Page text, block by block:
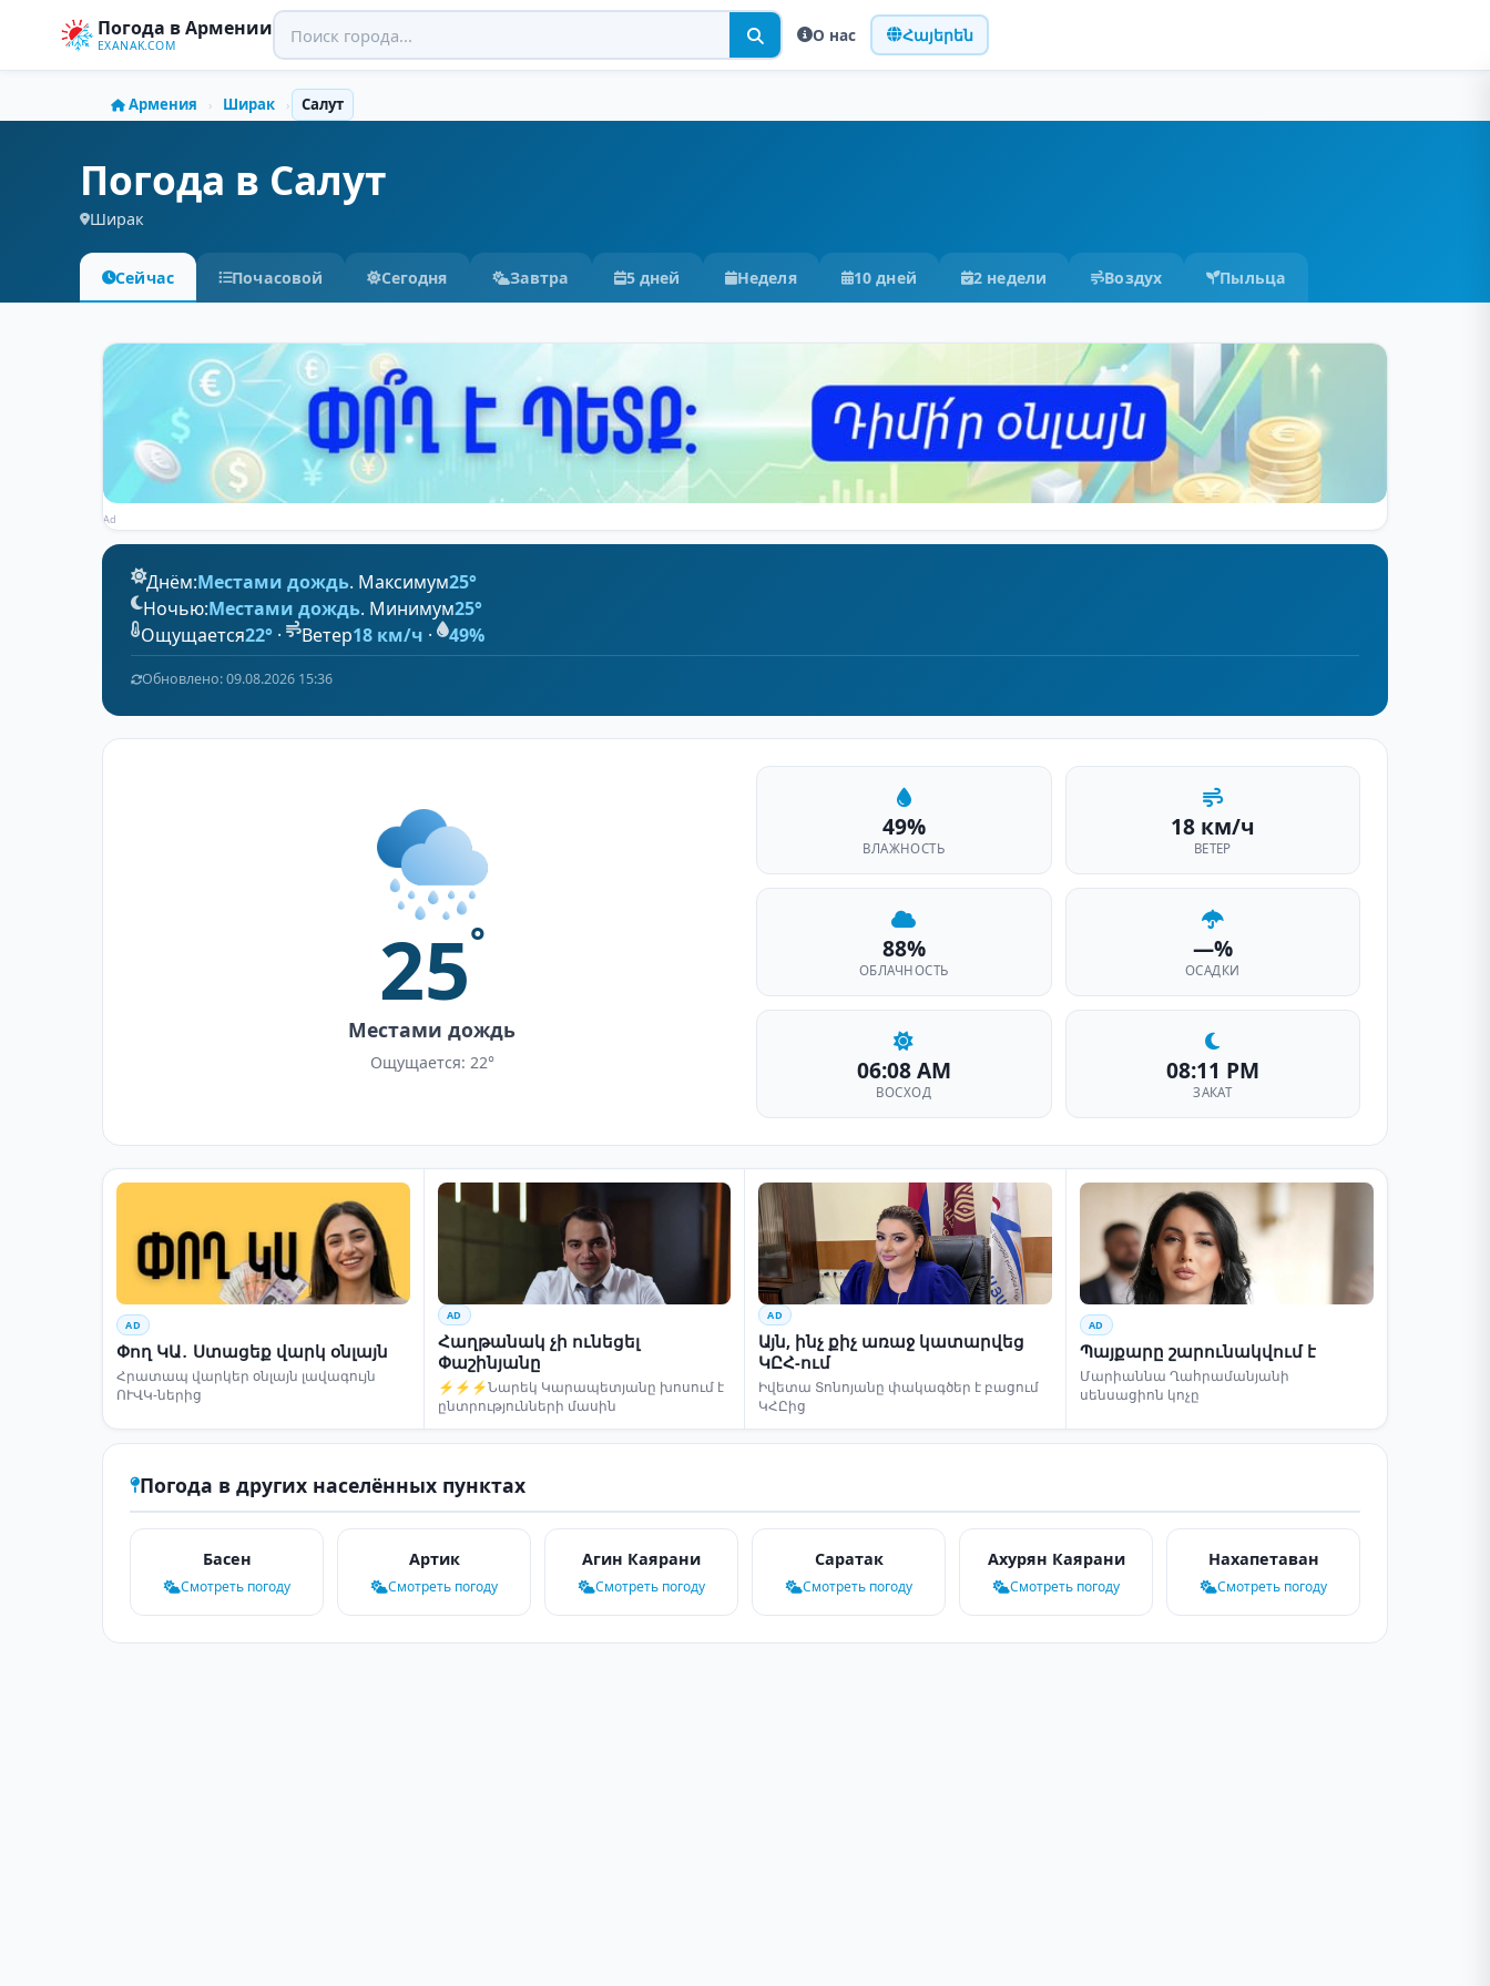
Погода в Армении
EXANAK.COM
О нас Հայերեն
Армения › Ширак › Салут
Погода в Салут
Ширак
Сейчас Почасовой Сегодня Завтра 5 дней Неделя 10 дней 2 недели Воздух Пыльца
Ad
Днём:Местами дождь. Максимум25°
Ночью:Местами дождь. Минимум25°
Ощущается22° · Ветер18 км/ч · 49%
Обновлено: 09.08.2026 15:36
25°
Местами дождь
Ощущается: 22°
49%
ВЛАЖНОСТЬ
18 км/ч
ВЕТЕР
88%
ОБЛАЧНОСТЬ
—%
ОСАДКИ
06:08 AM
ВОСХОД
08:11 PM
ЗАКАТ
AD
Փող ԿԱ․ Ստացեք վարկ օնլայն
Հրատապ վարկեր օնլայն լավագույն
ՈՒՎԿ-ներից
AD
Հաղթանակ չի ունեցել
Փաշինյանը
⚡⚡⚡Նարեկ Կարապետյանը խոսում է
ընտրությունների մասին
AD
Այն, ինչ քիչ առաջ կատարվեց
ԿԸՀ-ում
Իվետա Տոնոյանը փակագծեր է բացում
ԿՀԸից
AD
Պայքարը շարունակվում է
Մարիաննա Ղահրամանյանի
սենսացիոն կոչը
Погода в других населённых пунктах
Басен
Смотреть погоду
Артик
Смотреть погоду
Агин Каярани
Смотреть погоду
Саратак
Смотреть погоду
Ахурян Каярани
Смотреть погоду
Нахапетаван
Смотреть погоду